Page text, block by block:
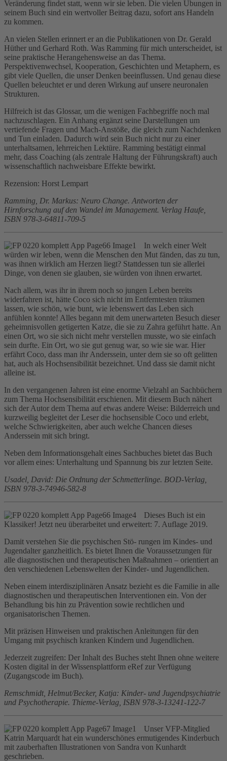
Veränderung findet statt, wenn wir sie leben. Die vielen Übungen in
seinem Buch sind ein wertvoller Beitrag dazu, sofort ans Handeln
zu kommen.
An vielen Stellen erinnert er an die Publikationen von Dr. Gerald
Hüther und Gerhard Roth. Was Ramming für mich unterscheidet, ist
seine praktische Herangehensweise an das Thema.
Perspektivenwechsel, Kooperation, Geschichten und Metaphern, es
gibt viele Quellen, die unser Denken beeinflussen. Und genau diese
Quellen beleuchtet er und deren Wirkung auf unsere neuronalen
Strukturen.
Hilfreich ist das Glossar, um die wenigen Fachbegriffe noch mal
nachzuschlagen. Ein Anhang ergänzt seine Darstellungen um
vertiefende Fragen und Mach-Anstöße, die gleich zum Nachdenken
und Tun einladen. Dadurch wird sein Buch nicht nur zu einer
unterhaltsamen, lehrreichen Lektüre. Ramming bestätigt einmal
mehr, dass Coaching (als zentrale Haltung der Führungskraft) auch
wissenschaftlich nachweisbare Effekte bewirkt.
Rezension: Horst Lempart
Ramming, Dr. Markus: Neuro Change. Antworten der
Hirnforschung auf den Wandel im Management. Verlag Haufe,
ISBN 978-3-64811-709-5
In welch einer Welt
würden wir leben, wenn die Menschen den Mut fänden, das zu tun,
was ihnen wirklich am Herzen liegt? Stattdessen tun sie allerlei
Dinge, von denen sie glauben, sie würden von ihnen erwartet.
Nach allem, was ihr in ihrem noch so jungen Leben bereits
widerfahren ist, hätte Coco sich nicht im Entferntesten träumen
lassen, wie schön, wie bunt, wie lebenswert das Leben sich
anfühlen konnte! Alles begann mit dem unerwarteten Besuch dieser
geheimnisvollen getigerten Katze, die sie zu Zahra geführt hatte. An
einen Ort, wo sie sich nicht mehr verstellen musste, wo sie einfach
sein durfte. Ein Ort, wo sie gut genug war, so wie sie war. Hier
erfährt Coco, dass man ihr Anderssein, unter dem sie so oft gelitten
hat, auch als Hochsensibilität bezeichnet. Und dass sie damit nicht
alleine ist.
In den vergangenen Jahren ist eine enorme Vielzahl an Sachbüchern
zum Thema Hochsensibilität erschienen. Mit diesem Buch nähert
sich der Autor dem Thema auf etwas andere Weise: Bilderreich und
kurzweilig begleitet der Leser die hochsensible Coco und erlebt,
welche Schwierigkeiten, aber auch welche Chancen dieses
Anderssein mit sich bringt.
Neben dem Informationsgehalt eines Sachbuches bietet das Buch
vor allem eines: Unterhaltung und Spannung bis zur letzten Seite.
Usadel, David: Die Ordnung der Schmetterlinge. BOD-Verlag,
ISBN 978-3-74946-582-8
Dieses Buch ist ein
Klassiker! Jetzt neu überarbeitet und erweitert: 7. Auflage 2019.
Damit verstehen Sie die psychischen Stö- rungen im Kindes- und
Jugendalter ganzheitlich. Es bietet Ihnen die Voraussetzungen für
alle diagnostischen und therapeutischen Maßnahmen – orientiert an
den verschiedenen Lebenswelten der Kinder- und Jugendlichen.
Neben einem interdisziplinären Ansatz bezieht es die Familie in alle
diagnostischen und therapeutischen Interventionen ein. Von der
Behandlung bis hin zu Prävention sowie rechtlichen und
organisatorischen Themen.
Mit präzisen Hinweisen und praktischen Anleitungen für den
Umgang mit psychisch kranken Kindern und Jugendlichen.
Jederzeit zugreifen: Der Inhalt des Buches steht Ihnen ohne weitere
Kosten digital in der Wissensplattform eRef zur Verfügung
(Zugangscode im Buch).
Remschmidt, Helmut/Becker, Katja: Kinder- und Jugendpsychiatrie
und Psychotherapie. Thieme-Verlag, ISBN 978-3-13241-122-7
Unser VFP-Mitglied
Katrin Marquardt hat ein wunderschönes ermutigendes Kinderbuch
mit zauberhaften Illustrationen von Sandra von Kunhardt
geschrieben.